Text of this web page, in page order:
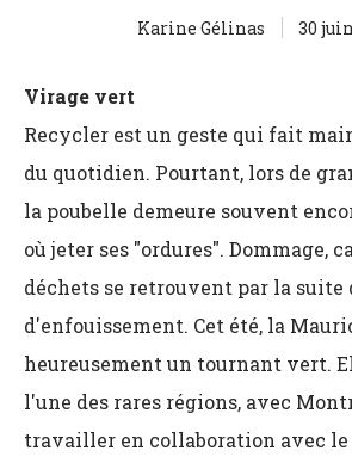
Karine Gélinas 30
Virage vert
Recycler est un geste qui fait
du quotidien. Pourtant, lors de
la poubelle demeure souvent
où jeter ses "ordures". Dommage,
déchets se retrouvent par la suite
d'enfouissement. Cet été, la
heureusement un tournant vert.
l'une des rares régions, avec
travailler en collaboration avec le